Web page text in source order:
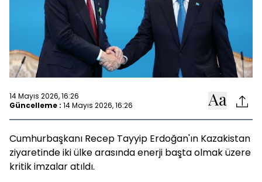
14 Mayıs 2026, 16:26
Güncelleme : 14 Mayıs 2026, 16:26
Cumhurbaşkanı Recep Tayyip Erdoğan'ın Kazakistan
ziyaretinde iki ülke arasında enerji başta olmak üzere
kritik imzalar atıldı.